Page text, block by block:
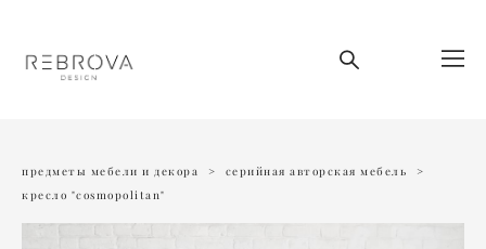
предметы мебели и декора > серийная авторская мебель
>
кресло "cosmopolitan"